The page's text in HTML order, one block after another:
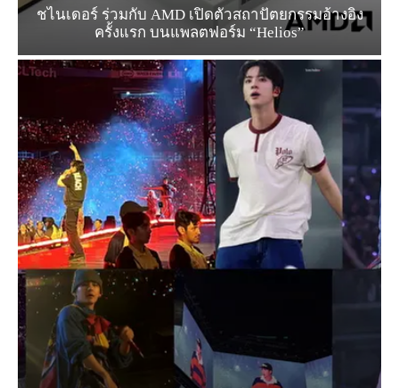
ชไนเดอร์ ร่วมกับ AMD เปิดตัวสถาปัตยกรรมอ้างอิง
ครั้งแรก บนแพลตฟอร์ม “Helios”